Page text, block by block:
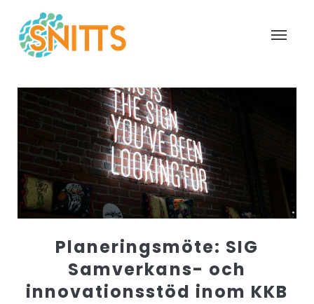
Planeringsmöte: SIG
Samverkans- och
innovationsstöd inom KKB